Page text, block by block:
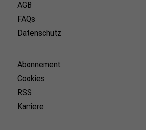
AGB
FAQs
Datenschutz
Abonnement
Cookies
RSS
Karriere